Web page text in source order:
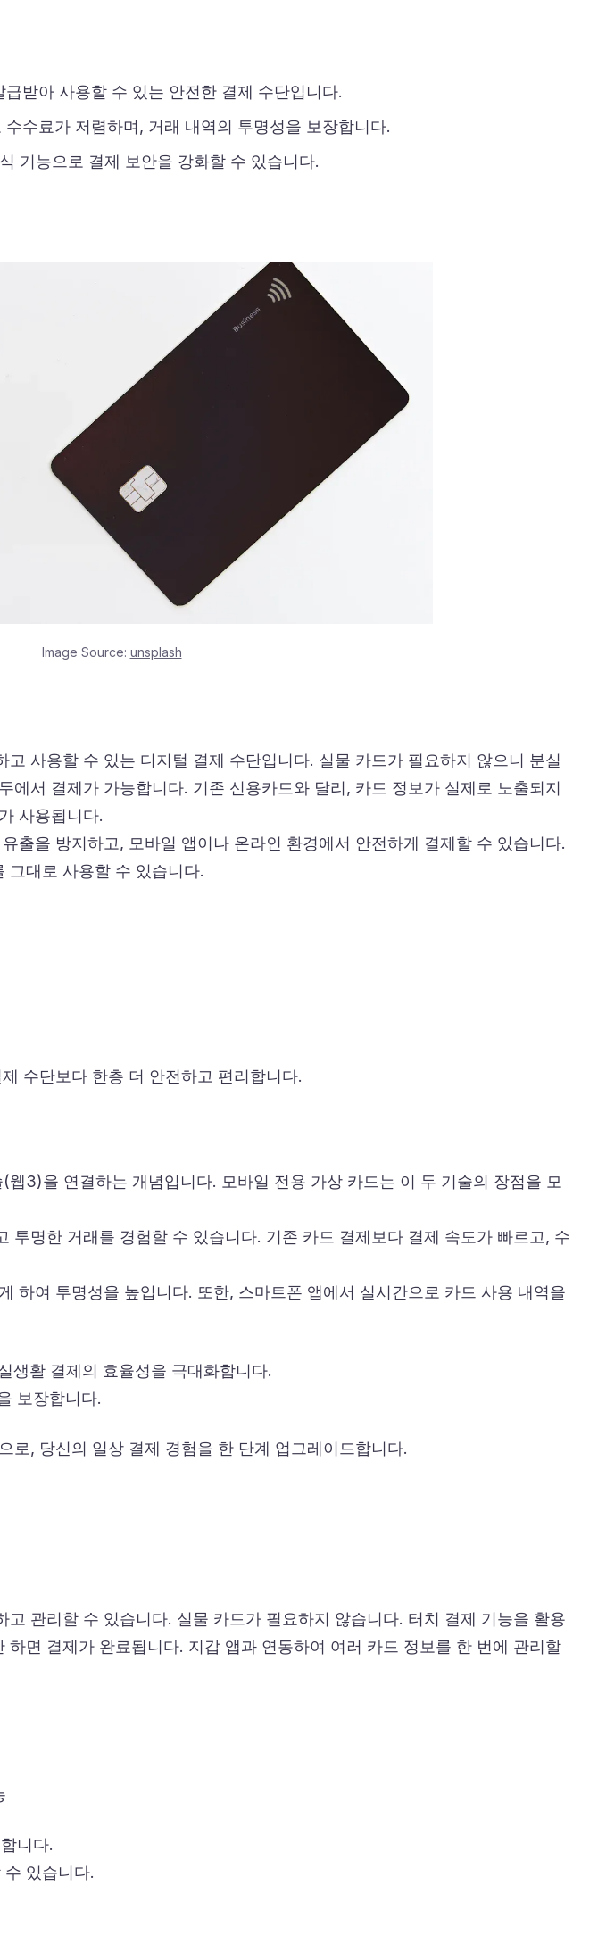
받아 사용할 수 있는 안전한 결제 수단입니다.
수료가 저렴하며, 거래 내역의 투명성을 보장합니다.
기능으로 결제 보안을 강화할 수 있습니다.
Image Source: unsplash
사용할 수 있는 디지털 결제 수단입니다. 실물 카드가 필요하지 않으니 분실
에서 결제가 가능합니다. 기존 신용카드와 달리, 카드 정보가 실제로 노출되지
사용됩니다.
출을 방지하고, 모바일 앱이나 온라인 환경에서 안전하게 결제할 수 있습니다.
그대로 사용할 수 있습니다.
수단보다 한층 더 안전하고 편리합니다.
3)을 연결하는 개념입니다. 모바일 전용 가상 카드는 이 두 기술의 장점을 모
투명한 거래를 경험할 수 있습니다. 기존 카드 결제보다 결제 속도가 빠르고, 수
하여 투명성을 높입니다. 또한, 스마트폰 앱에서 실시간으로 카드 사용 내역을
생활 결제의 효율성을 극대화합니다.
보장합니다.
로, 당신의 일상 결제 경험을 한 단계 업그레이드합니다.
고 관리할 수 있습니다. 실물 카드가 필요하지 않습니다. 터치 결제 기능을 활용
면 결제가 완료됩니다. 지갑 앱과 연동하여 여러 카드 정보를 한 번에 관리할
니다.
있습니다.